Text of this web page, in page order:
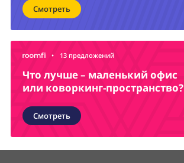
Смотреть
• 13 предложений
Что лучше – маленький офис
или коворкинг-пространство?
Смотреть